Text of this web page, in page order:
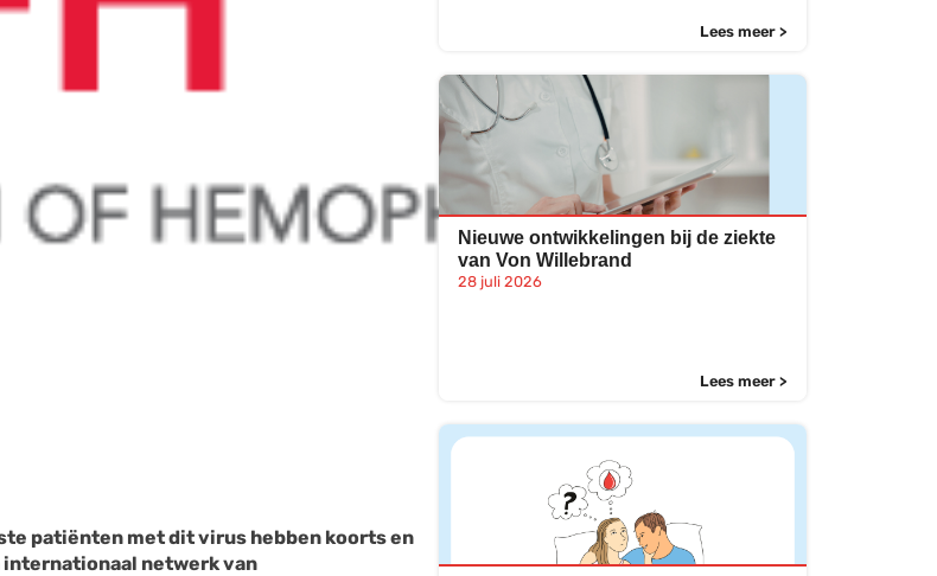
patiënten met dit virus hebben koorts en
internationaal netwerk van
Lees meer >
Nieuwe ontwikkelingen bij de ziekte
van Von Willebrand
28 juli 2026
Lees meer >